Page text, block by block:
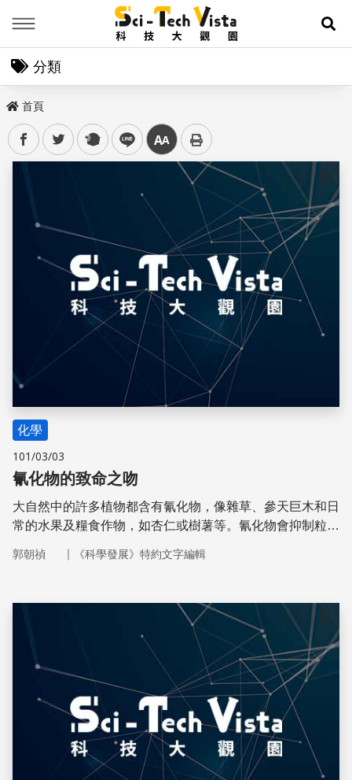
展
分類
首頁
facebooktwitter plurk line 中
儲存
化學
101/03/03
氰化物的致命之吻
大自然中的許多植物都含有氰化物，像雜草、參天巨木和日
常的水果及糧食作物，如杏仁或樹薯等。氰化物會抑制粒線
成虛弱、頭昏及呼吸急促，甚至奄奄一息的症狀。
郭朝禎 ｜ 《科學發展》特約文字編輯
儲存